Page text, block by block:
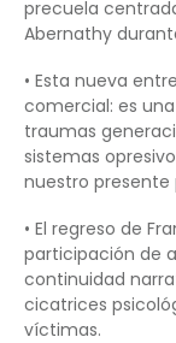
precuela
Abernathy
• Esta nueva
comercial: es
traumas
sistemas
nuestro presente
• El regreso de
participación de
continuidad
cicatrices
víctimas.